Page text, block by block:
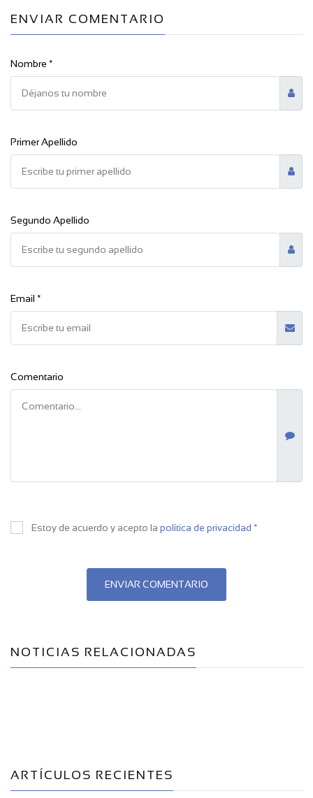
ENVIAR COMENTARIO
Nombre *
Primer Apellido
Segundo Apellido
Email *
Comentario
Estoy de acuerdo y acepto la política de privacidad *
ENVIAR COMENTARIO
NOTICIAS RELACIONADAS
ARTÍCULOS RECIENTES